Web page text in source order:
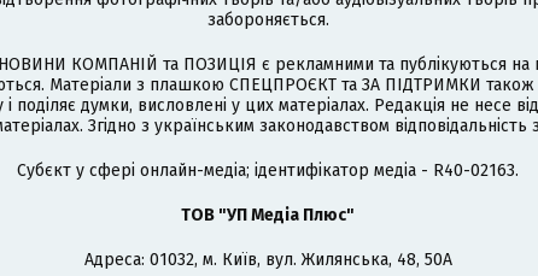
забороняється.
КОМПАНІЙ та ПОЗИЦІЯ є рекламними та публікуються на
Матеріали з плашкою СПЕЦПРОЄКТ та ЗА ПІДТРИМКИ
поділяє думки, висловлені у цих матеріалах. Редакція не несе
Згідно з українським законодавством
Cубєкт у сфері онлайн-медіа; ідентифікатор медіа - R40-02163.
ТОВ "УП Медіа Плюс"
Адреса: 01032, м. Київ, вул. Жилянська, 48, 50А